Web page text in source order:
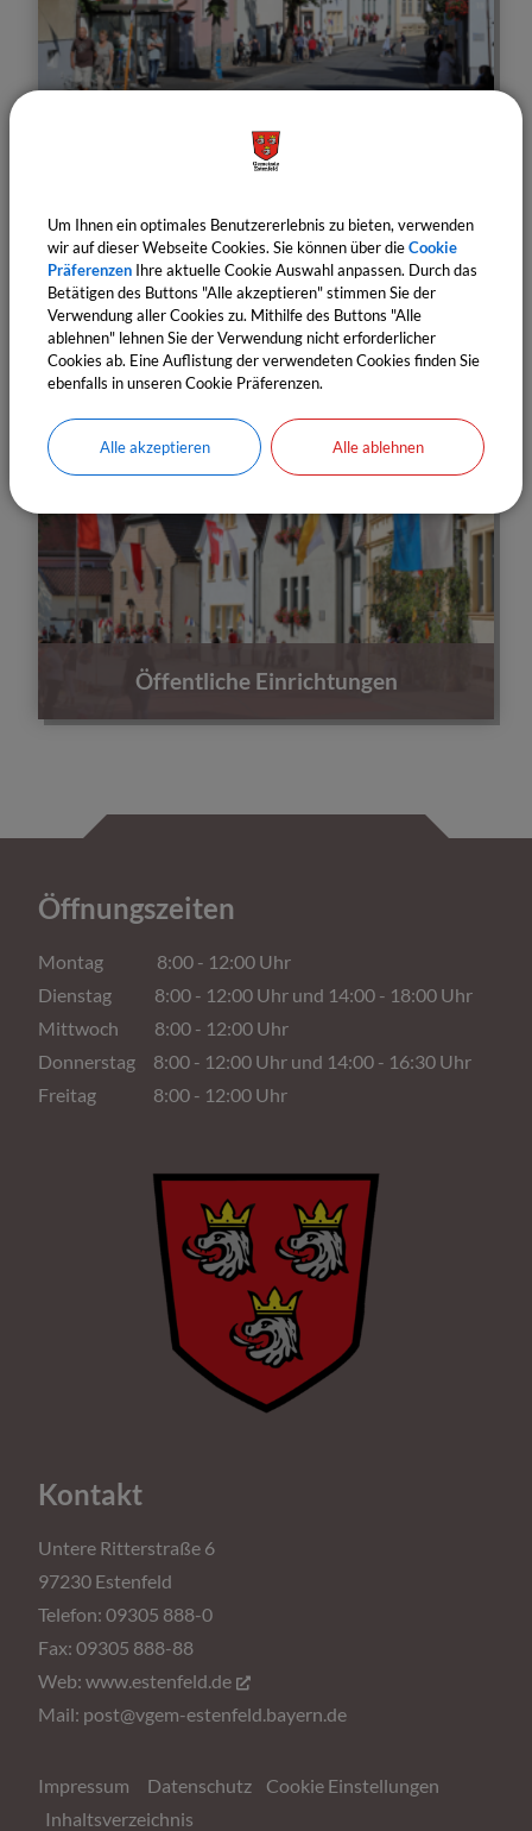
Öffentliche Einrichtungen
Öffnungszeiten
Montag 8:00 - 12:00 Uhr
Dienstag 8:00 - 12:00 Uhr und 14:00 - 18:00 Uhr
Mittwoch 8:00 - 12:00 Uhr
Donnerstag 8:00 - 12:00 Uhr und 14:00 - 16:30 Uhr
Freitag 8:00 - 12:00 Uhr
Kontakt
Untere Ritterstraße 6
97230 Estenfeld
Telefon: 09305 888-0
Fax: 09305 888-88
Web: www.estenfeld.de
Mail: post@vgem-estenfeld.bayern.de
Impressum Datenschutz
Cookie Einstellungen
Inhaltsverzeichnis
Um Ihnen ein optimales Benutzererlebnis zu bieten, verwenden
wir auf dieser Webseite Cookies. Sie können über dieCookie
Präferenzen Ihre aktuelle Cookie Auswahl anpassen. Durch das
Betätigen des Buttons "Alle akzeptieren" stimmen Sie der
Verwendung aller Cookies zu. Mithilfe des Buttons "Alle
ablehnen" lehnen Sie der Verwendung nicht erforderlicher
Cookies ab. Eine Auflistung der verwendeten Cookies finden Sie
ebenfalls in unseren Cookie Präferenzen.
Alle akzeptieren Alle ablehnen